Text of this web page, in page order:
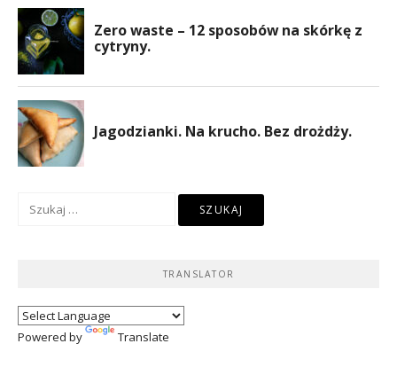
TRANSLATOR
Powered by Translate